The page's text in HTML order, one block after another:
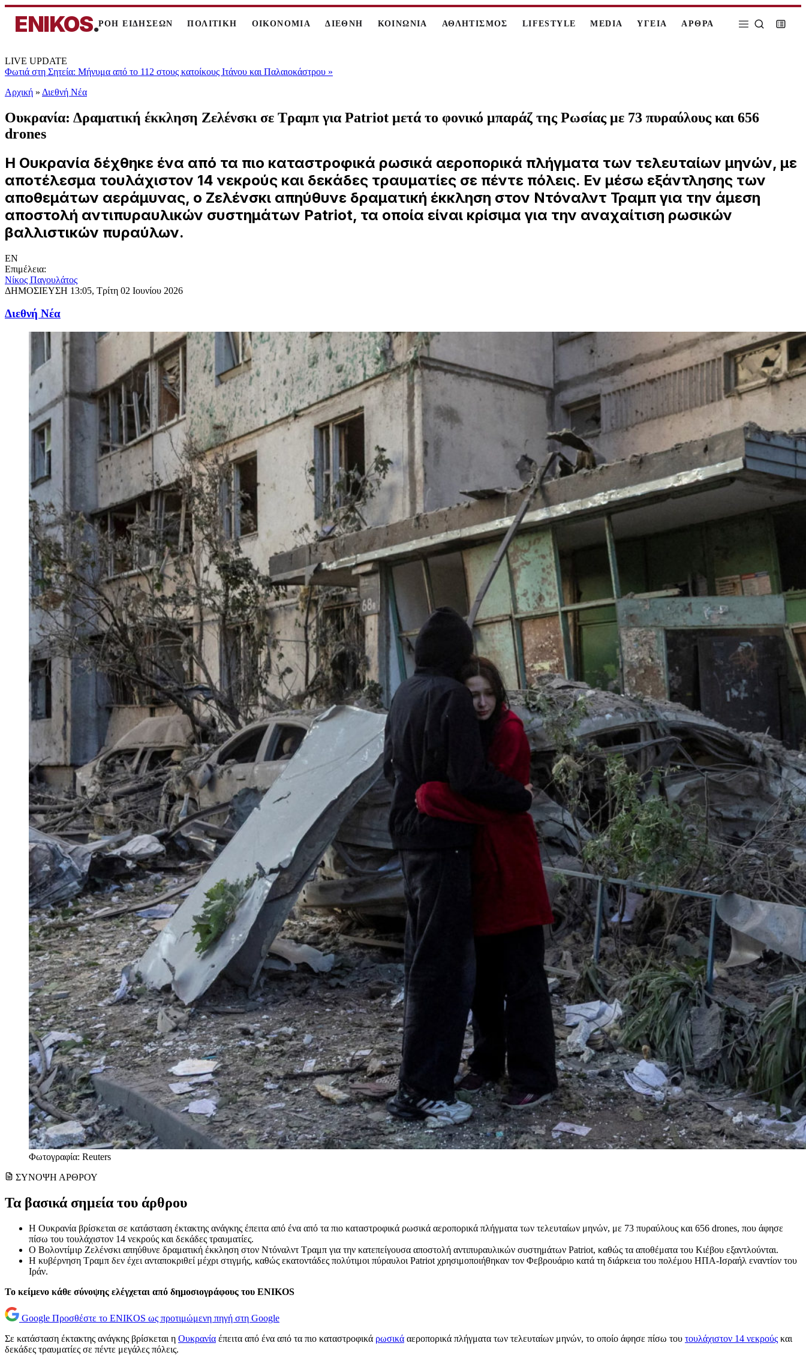
ENIKOS.ΡΟΗ ΕΙΔΗΣΕΩΝ ΠΟΛΙΤΙΚΗ ΟΙΚΟΝΟΜΙΑ ΔΙΕΘΝΗ ΚΟΙΝΩΝΙΑ ΑΘΛΗΤΙΣΜΟΣ LIFESTYLE MEDIA ΥΓΕΙΑ ΑΡΘΡΑ
LIVE UPDATE
Φωτιά στη Σητεία: Μήνυμα από το 112 στους κατοίκους Ιτάνου και Παλαιοκάστρου »
Αρχική » Διεθνή Νέα
Ουκρανία: Δραματική έκκληση Ζελένσκι σε Τραμπ για Patriot μετά το φονικό μπαράζ της Ρωσίας με 73 πυραύλους και 656
drones
Η Ουκρανία δέχθηκε ένα από τα πιο καταστροφικά ρωσικά αεροπορικά πλήγματα των τελευταίων μηνών, με
αποτέλεσμα τουλάχιστον 14 νεκρούς και δεκάδες τραυματίες σε πέντε πόλεις. Εν μέσω εξάντλησης των
αποθεμάτων αεράμυνας, ο Ζελένσκι απηύθυνε δραματική έκκληση στον Ντόναλντ Τραμπ για την άμεση
αποστολή αντιπυραυλικών συστημάτων Patriot, τα οποία είναι κρίσιμα για την αναχαίτιση ρωσικών
βαλλιστικών πυραύλων.
EN
Επιμέλεια:
Νίκος Παγουλάτος
ΔΗΜΟΣΙΕΥΣΗ 13:05, Τρίτη 02 Ιουνίου 2026
Διεθνή Νέα
Φωτογραφία: Reuters
ΣΥΝΟΨΗ ΑΡΘΡΟΥ
Τα βασικά σημεία του άρθρου
Η Ουκρανία βρίσκεται σε κατάσταση έκτακτης ανάγκης έπειτα από ένα από τα πιο καταστροφικά ρωσικά αεροπορικά πλήγματα των τελευταίων μηνών, με 73 πυραύλους και 656 drones, που άφησε
πίσω του τουλάχιστον 14 νεκρούς και δεκάδες τραυματίες.
Ο Βολοντίμιρ Ζελένσκι απηύθυνε δραματική έκκληση στον Ντόναλντ Τραμπ για την κατεπείγουσα αποστολή αντιπυραυλικών συστημάτων Patriot, καθώς τα αποθέματα του Κιέβου εξαντλούνται.
Η κυβέρνηση Τραμπ δεν έχει ανταποκριθεί μέχρι στιγμής, καθώς εκατοντάδες πολύτιμοι πύραυλοι Patriot χρησιμοποιήθηκαν τον Φεβρουάριο κατά τη διάρκεια του πολέμου ΗΠΑ-Ισραήλ εναντίον του
Ιράν.
Το κείμενο κάθε σύνοψης ελέγχεται από δημοσιογράφους του ENIKOS
Google Προσθέστε το ENIKOS ως προτιμώμενη πηγή στη Google
Σε κατάσταση έκτακτης ανάγκης βρίσκεται η Ουκρανία έπειτα από ένα από τα πιο καταστροφικά ρωσικά αεροπορικά πλήγματα των τελευταίων μηνών, το οποίο άφησε πίσω του τουλάχιστον 14 νεκρούς και
δεκάδες τραυματίες σε πέντε μεγάλες πόλεις.